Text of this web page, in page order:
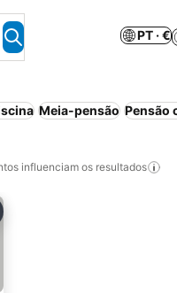
PT · €
Meia-pensão Pensão
influenciam os resultados
aos favoritos